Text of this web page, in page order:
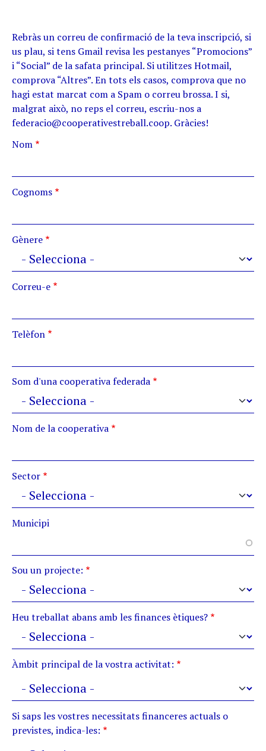
Rebràs un correu de confirmació de la teva inscripció, si
us plau, si tens Gmail revisa les pestanyes “Promocions”
i “Social” de la safata principal. Si utilitzes Hotmail,
comprova “Altres”. En tots els casos, comprova que no
hagi estat marcat com a Spam o correu brossa. I si,
malgrat això, no reps el correu, escriu-nos a
federacio@cooperativestreball.coop. Gràcies!
Nom
Cognoms
Gènere
Correu-e
Telèfon
Som d'una cooperativa federada
Nom de la cooperativa
Sector
Municipi
Sou un projecte:
Heu treballat abans amb les finances ètiques?
Àmbit principal de la vostra activitat:
Àmbit principal de la vostra activitat:
Si saps les vostres necessitats financeres actuals o
previstes, indica-les: